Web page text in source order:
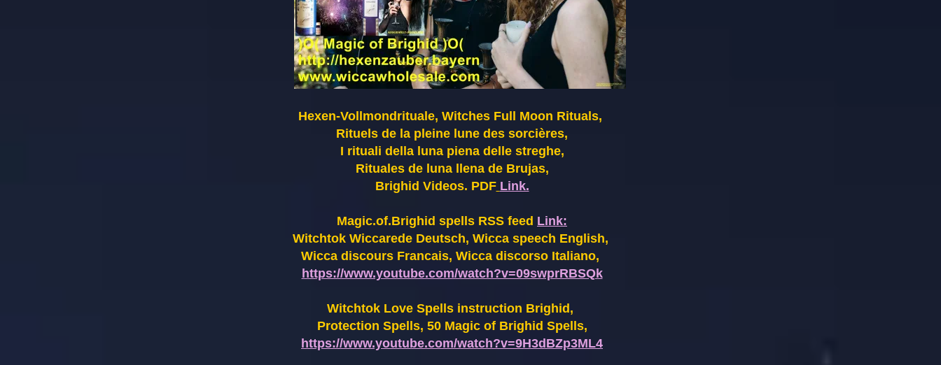
Hexen-Vollmondrituale, Witches Full Moon Rituals,
Rituels de la pleine lune des sorcières,
I rituali della luna piena delle streghe,
Rituales de luna llena de Brujas,
Brighid Videos. PDF Link.
Magic.of.Brighid spells RSS feed Link:
Witchtok Wiccarede Deutsch, Wicca speech English,
Wicca discours Francais, Wicca discorso Italiano,
https://www.youtube.com/watch?v=09swprRBSQk
Witchtok Love Spells instruction Brighid,
Protection Spells, 50 Magic of Brighid Spells,
https://www.youtube.com/watch?v=9H3dBZp3ML4